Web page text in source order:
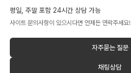
평일, 주말 포함 24시간 상담 가능
사이트 문의사항이 있으시다면 언제든 연락주세요!
자주묻는 질문
채팅상담